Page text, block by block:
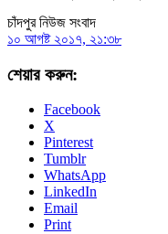
চাঁদপুর নিউজ সংবাদ
১০ আগষ্ট ২০১৭, ২১:৩৮
শেয়ার করুন:
Facebook
X
Pinterest
Tumblr
WhatsApp
LinkedIn
Email
Print